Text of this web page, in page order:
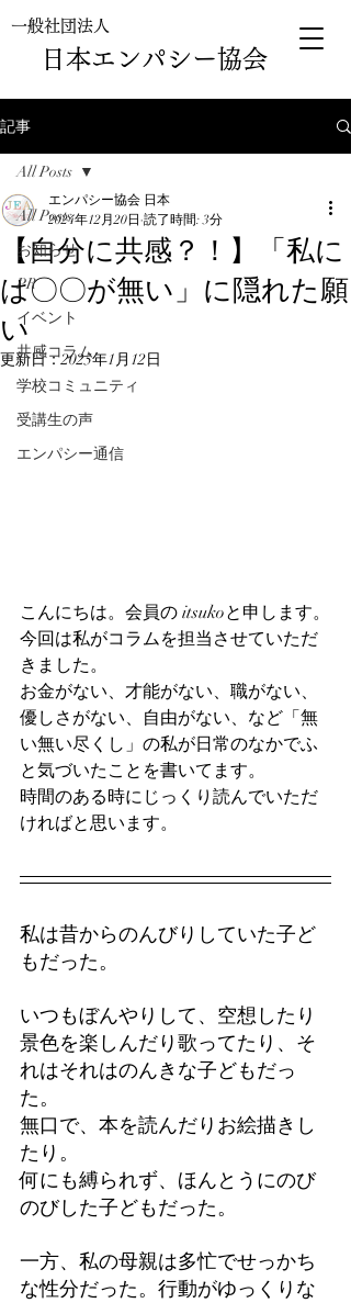
日本エンパシー協会
一般社団法人
記事
All Posts
お知らせ
PR
イベント
共感コラム
学校コミュニティ
受講生の声
エンパシー通信
All Posts
【自分に共感？！】「私に
は〇〇が無い」に隠れた願
い
エンパシー協会 日本
2024年12月20日 読了時間: 3分
更新日：2025年1月12日
こんにちは。会員の itsukoと申します。
今回は私がコラムを担当させていただ
きました。
お金がない、才能がない、職がない、
優しさがない、自由がない、など「無
い無い尽くし」の私が日常のなかでふ
と気づいたことを書いてます。
時間のある時にじっくり読んでいただ
ければと思います。
私は昔からのんびりしていた子ど
もだった。
いつもぼんやりして、空想したり
景色を楽しんだり歌ってたり、そ
れはそれはのんきな子どもだっ
た。
無口で、本を読んだりお絵描きし
たり。
何にも縛られず、ほんとうにのび
のびした子どもだった。
一方、私の母親は多忙でせっかち
な性分だった。行動がゆっくりな